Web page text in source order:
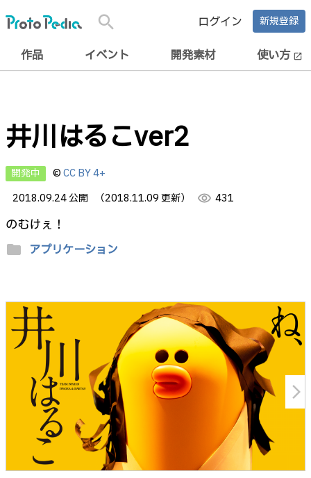
search ログイン 新規登録
作品 イベント 開発素材 使い方 open_in_new
井川はるこver2
開発中 ©CC BY 4+
2018.09.24 公開
（2018.11.09 更新） visibility 431
のむけぇ！
folder アプリケーション
arrow_forward_ios